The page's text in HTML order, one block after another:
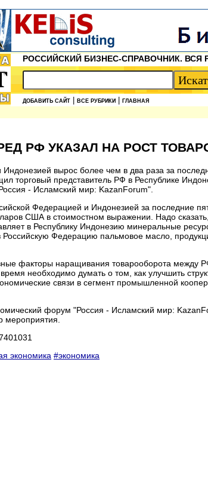
РОССИЙСКИЙ БИЗНЕС-СПРАВОЧНИК. ВСЯ
ДОБАВИТЬ САЙТ ВСЕ РУБРИКИ ГЛАВНАЯ
РФ УКАЗАЛ НА РОСТ
вырос более чем в два раза за
торговый представитель РФ в Республике
- Исламский мир: KazanForum".
Федерацией и Индонезией за последние
США в стоимостном выражении. Надо
в Республику Индонезию минеральные
Российскую Федерацию пальмовое масло,
факторы наращивания товарооборота между
необходимо думать о том, как улучшить
связи в сегмент промышленной
форум "Россия - Исламский мир:
экономика #экономика